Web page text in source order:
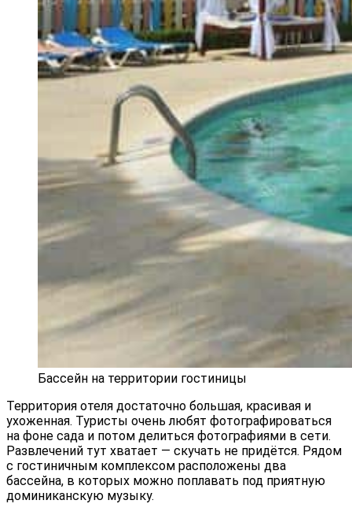
Бассейн на территории гостиницы
Территория отеля достаточно большая, красивая и
ухоженная. Туристы очень любят фотографироваться
на фоне сада и потом делиться фотографиями в сети.
Развлечений тут хватает — скучать не придётся. Рядом
с гостиничным комплексом расположены два
бассейна, в которых можно поплавать под приятную
доминиканскую музыку.